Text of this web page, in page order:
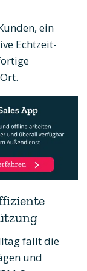
ein
Echtzeit-
fällt die
und